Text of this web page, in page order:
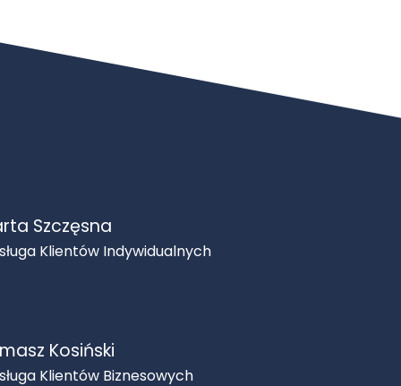
Szczęsna
Klientów Indywidualnych
Kosiński
Klientów Biznesowych